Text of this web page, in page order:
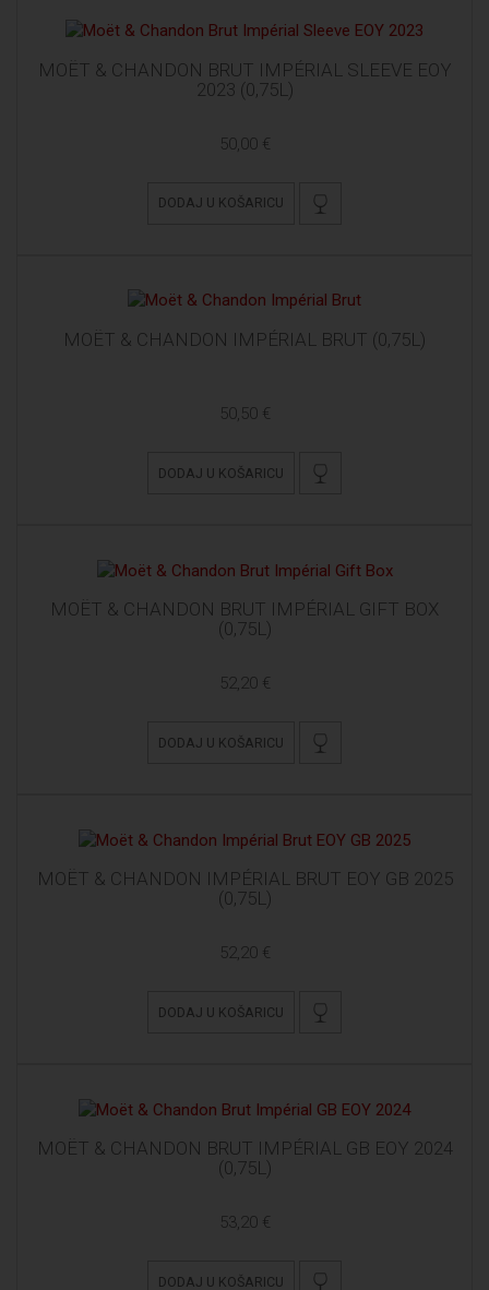
MOËT & CHANDON BRUT IMPÉRIAL SLEEVE EOY
2023 (0,75L)
50,00 €
DODAJ U KOŠARICU
MOËT & CHANDON IMPÉRIAL BRUT (0,75L)
50,50 €
DODAJ U KOŠARICU
MOËT & CHANDON BRUT IMPÉRIAL GIFT BOX
(0,75L)
52,20 €
DODAJ U KOŠARICU
MOËT & CHANDON IMPÉRIAL BRUT EOY GB 2025
(0,75L)
52,20 €
DODAJ U KOŠARICU
MOËT & CHANDON BRUT IMPÉRIAL GB EOY 2024
(0,75L)
53,20 €
DODAJ U KOŠARICU